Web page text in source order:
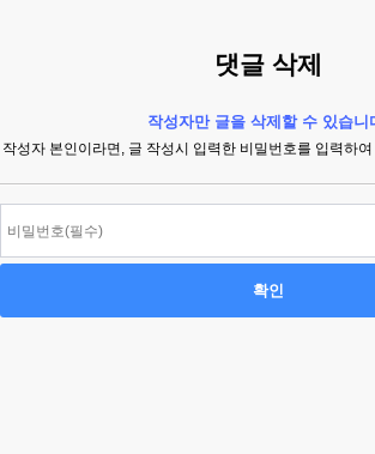
댓글 삭제
작성자만 글을 삭제할 수 있습니
작성자 본인이라면, 글 작성시 입력한 비밀번호를 입력하